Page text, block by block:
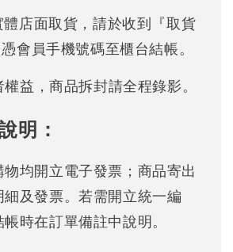
體店面取貨，請於收到『取貨
會員手機號碼至櫃台結帳。
益，商品拆封請全程錄影。
明：
均開立電子發票；商品寄出
及發票。若需開立統一編
時在訂單備註中說明。